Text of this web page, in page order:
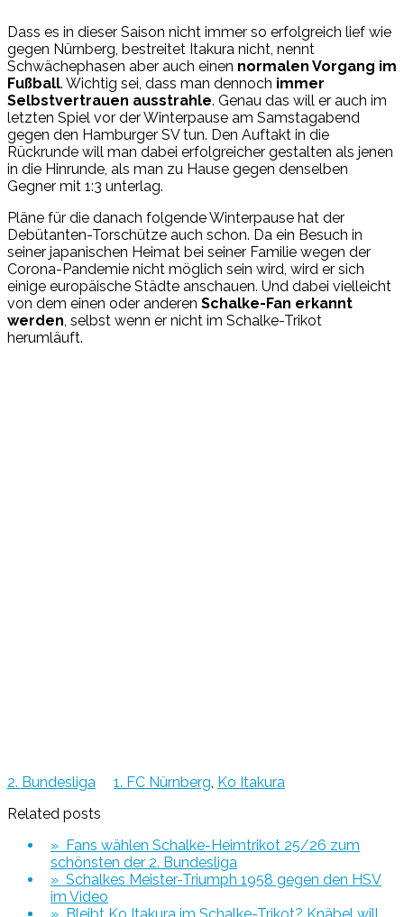
Dass es in dieser Saison nicht immer so erfolgreich lief wie
gegen Nürnberg, bestreitet Itakura nicht, nennt
Schwächephasen aber auch einen normalen Vorgang im
Fußball. Wichtig sei, dass man dennoch immer
Selbstvertrauen ausstrahle. Genau das will er auch im
letzten Spiel vor der Winterpause am Samstagabend
gegen den Hamburger SV tun. Den Auftakt in die
Rückrunde will man dabei erfolgreicher gestalten als jenen
in die Hinrunde, als man zu Hause gegen denselben
Gegner mit 1:3 unterlag.
Pläne für die danach folgende Winterpause hat der
Debütanten-Torschütze auch schon. Da ein Besuch in
seiner japanischen Heimat bei seiner Familie wegen der
Corona-Pandemie nicht möglich sein wird, wird er sich
einige europäische Städte anschauen. Und dabei vielleicht
von dem einen oder anderen Schalke-Fan erkannt
werden, selbst wenn er nicht im Schalke-Trikot
herumläuft.
2. Bundesliga 1. FC Nürnberg, Ko Itakura
Related posts
» Fans wählen Schalke-Heimtrikot 25/26 zum
schönsten der 2. Bundesliga
» Schalkes Meister-Triumph 1958 gegen den HSV
im Video